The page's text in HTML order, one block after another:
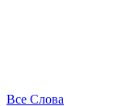
Все Слова